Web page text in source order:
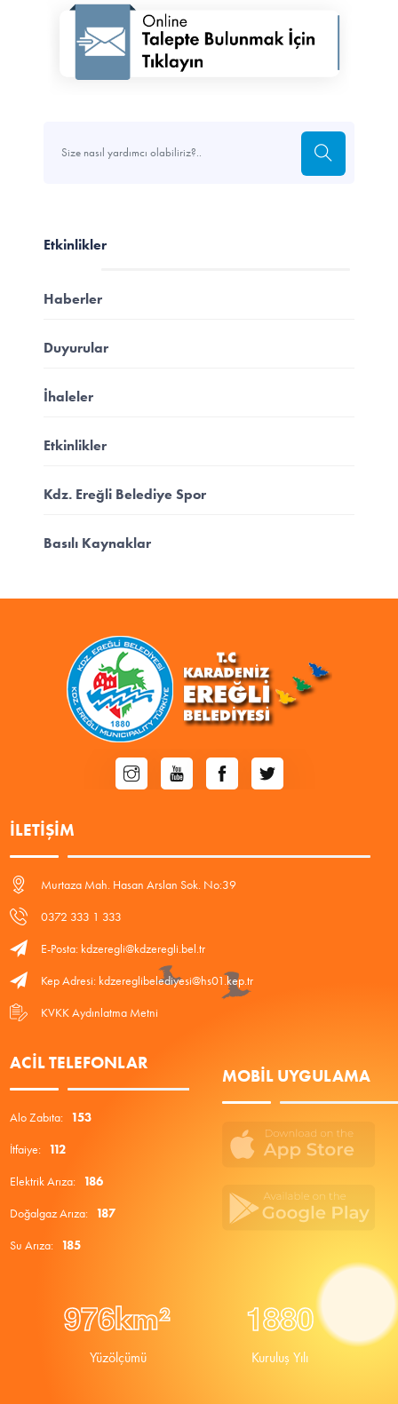
Etkinlikler
Haberler
Duyurular
İhaleler
Etkinlikler
Kdz. Ereğli Belediye Spor
Basılı Kaynaklar
İLETIŞIM
Murtaza Mah. Hasan Arslan Sok. No:39
0372 333 1 333
E-Posta: kdzeregli@kdzeregli.bel.tr
Kep Adresi: kdzereglibelediyesi@hs01.kep.tr
KVKK Aydınlatma Metni
ACIL TELEFONLAR
Alo Zabıta: 153
İtfaiye: 112
Elektrik Arıza: 186
Doğalgaz Arıza: 187
Su Arıza: 185
MOBIL UYGULAMA
976km²
Yüzölçümü
1880
Kuruluş Yılı